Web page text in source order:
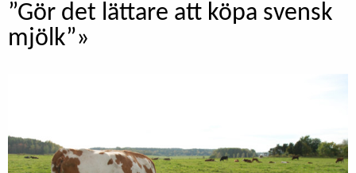
”Gör det lättare att köpa svensk
mjölk”»